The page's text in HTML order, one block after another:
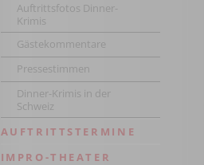
Auftrittsfotos Dinner-
Krimis
Gästekommentare
Pressestimmen
Dinner-Krimis in der
Schweiz
AUFTRITTSTERMINE
IMPRO-THEATER